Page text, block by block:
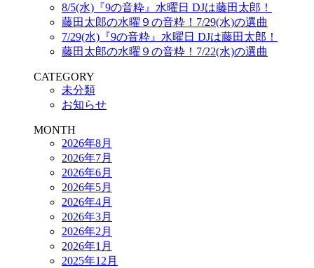
8/5(水)『9の音粋』水曜日 DJは藤田太郎！
藤田太郎の水曜９の音粋！7/29(水)の選曲
7/29(水)『9の音粋』水曜日 DJは藤田太郎！
藤田太郎の水曜９の音粋！7/22(水)の選曲
CATEGORY
未分類
お知らせ
MONTH
2026年8月
2026年7月
2026年6月
2026年5月
2026年4月
2026年3月
2026年2月
2026年1月
2025年12月